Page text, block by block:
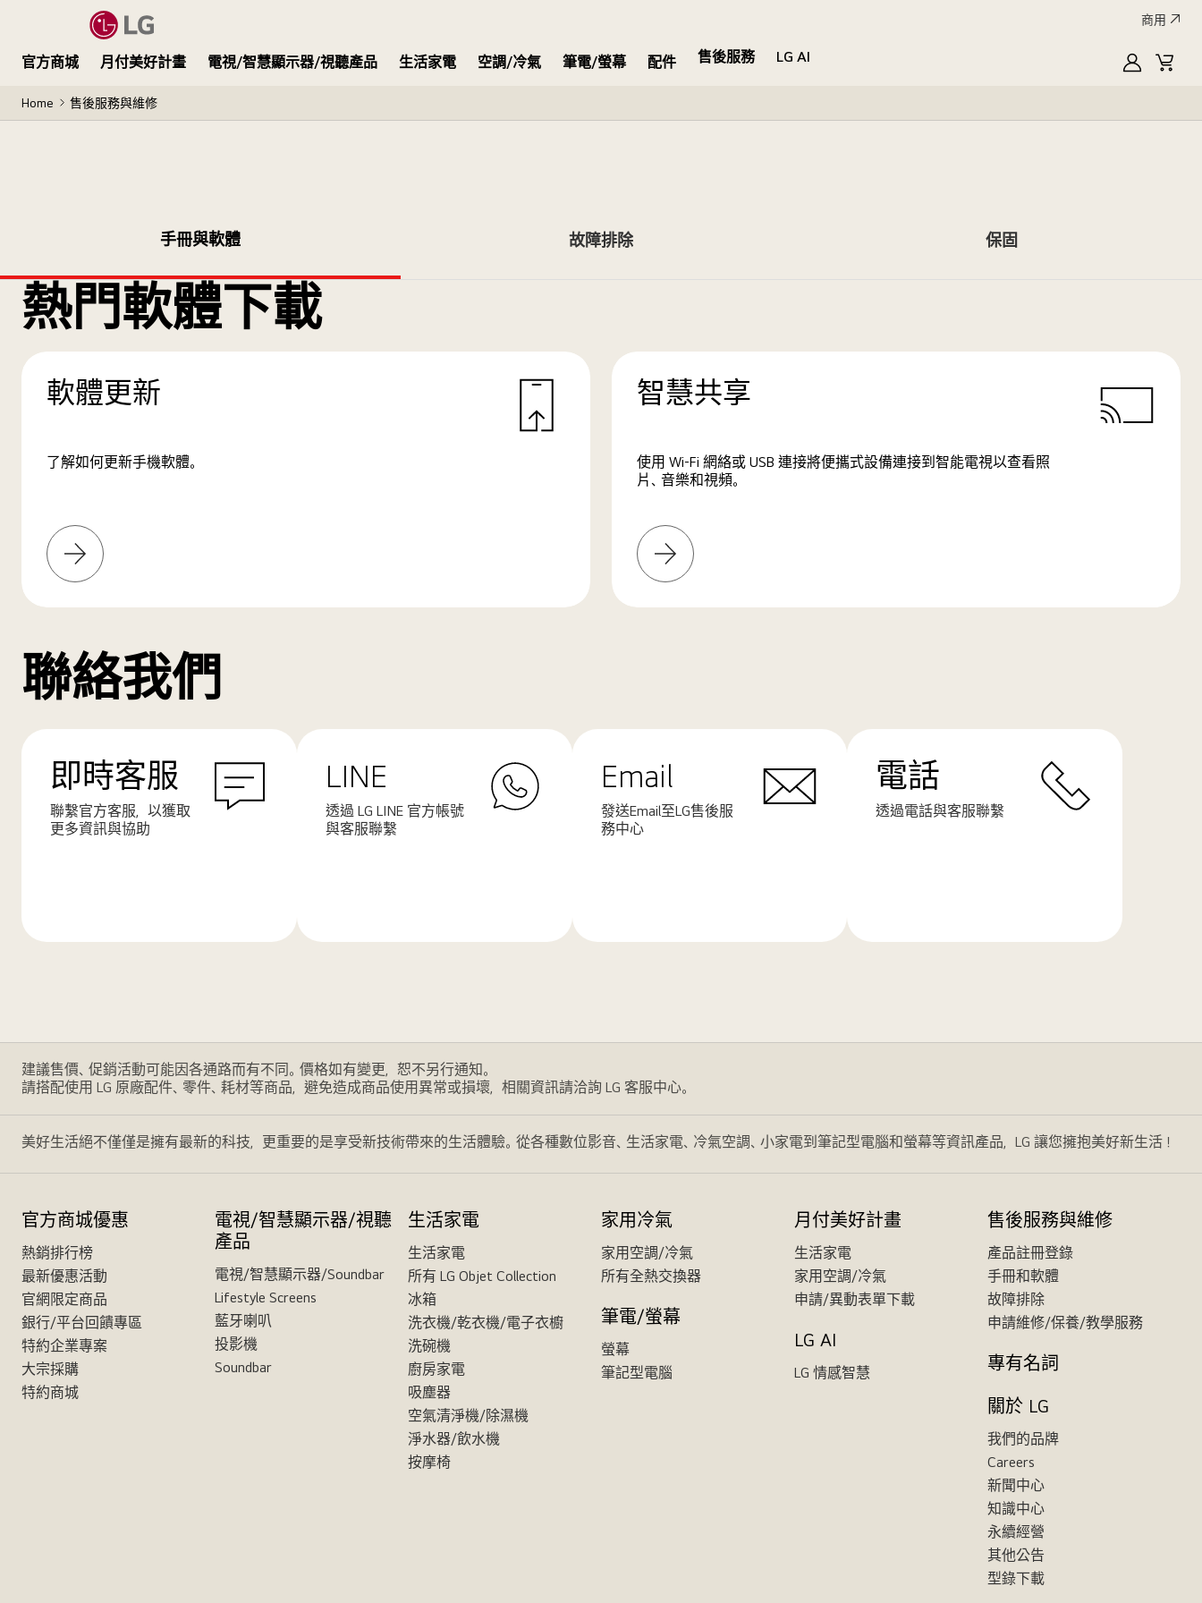
商用
官方商城 月付美好計畫 電視/智慧顯示器/視聽產品 生活家電 空調/冷氣 筆電/螢幕 配件 售後服務
LG AI
MyLG購
Home 售後服務與維修
手冊與軟體 故障排除 保固
熱門軟體下載
軟體更新
了解如何更新手機軟體。
解
更
智慧共享
使用 Wi-Fi 網絡或 USB 連接將便攜式設備連接到智能電視以查看照
片、音樂和視頻。
解
更
聯絡我們
即時客服
聯繫官方客服，以獲取
更多資訊與協助
LINE
透過 LG LINE 官方帳號
與客服聯繫
Email
發送Email至LG售後服
務中心
電話
透過電話與客服聯繫
建議售價、促銷活動可能因各通路而有不同。價格如有變更，恕不另行通知。
請搭配使用 LG 原廠配件、零件、耗材等商品，避免造成商品使用異常或損壞，相關資訊請洽詢 LG 客服中心。
美好生活絕不僅僅是擁有最新的科技，更重要的是享受新技術帶來的生活體驗。從各種數位影音、生活家電、冷氣空調、小家電到筆記型電腦和螢幕等資訊產品，LG 讓您擁抱美好新生活！
官方商城優惠
熱銷排行榜
最新優惠活動
官網限定商品
銀行/平台回饋專區
特約企業專案
大宗採購
特約商城
電視/智慧顯示器/視聽
產品
電視/智慧顯示器/Soundbar
Lifestyle Screens
藍牙喇叭
投影機
Soundbar
生活家電
生活家電
所有 LG Objet Collection
冰箱
洗衣機/乾衣機/電子衣櫥
洗碗機
廚房家電
吸塵器
空氣清淨機/除濕機
淨水器/飲水機
按摩椅
家用冷氣
家用空調/冷氣
所有全熱交換器
筆電/螢幕
螢幕
筆記型電腦
月付美好計畫
生活家電
家用空調/冷氣
申請/異動表單下載
LG AI
LG 情感智慧
售後服務與維修
產品註冊登錄
手冊和軟體
故障排除
申請維修/保養/教學服務
專有名詞
關於 LG
我們的品牌
Careers
新聞中心
知識中心
永續經營
其他公告
型錄下載